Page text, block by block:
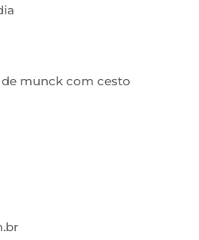
munck com cesto